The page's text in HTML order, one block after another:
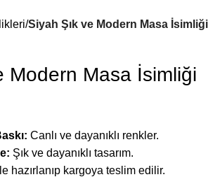
Siyah Şık ve Modern Masa İsimliği
Modern Masa İsimliği
Canlı ve dayanıklı renkler.
Şık ve dayanıklı tasarım.
hazırlanıp kargoya teslim edilir.